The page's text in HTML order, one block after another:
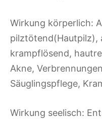
Wirkung körperlich:
pilztötend(Hautpilz),
krampflösend,
Akne,
Säuglingspflege,
Wirkung seelisch: